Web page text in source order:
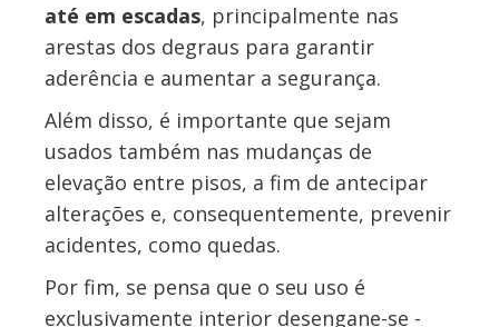
até em escadas, principalmente nas
arestas dos degraus para garantir
aderência e aumentar a segurança.
Além disso, é importante que sejam
usados também nas mudanças de
elevação entre pisos, a fim de antecipar
alterações e, consequentemente, prevenir
acidentes, como quedas.
Por fim, se pensa que o seu uso é
exclusivamente interior desengane-se -